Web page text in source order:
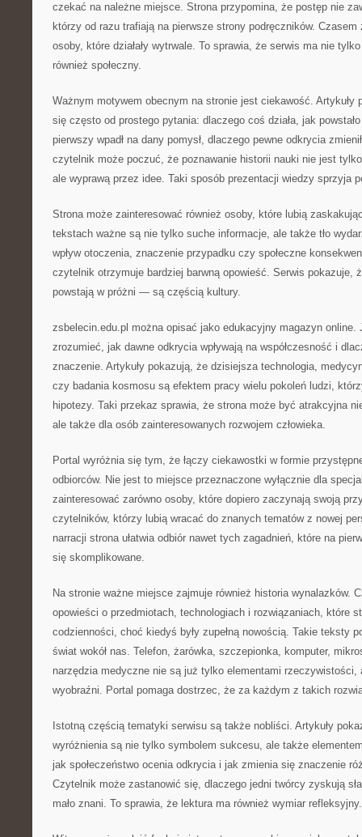
czekać na należne miejsce. Strona przypomina, że postęp nie
którzy od razu trafiają na pierwsze strony podręczników.
osoby, które działały wytrwale. To sprawia, że serwis ma nie
również społeczny.
Ważnym motywem obecnym na stronie jest ciekawość. Artykuły
się często od prostego pytania: dlaczego coś działa, jak
pierwszy wpadł na dany pomysł, dlaczego pewne odkrycia
czytelnik może poczuć, że poznawanie historii nauki nie jest
ale wyprawą przez idee. Taki sposób prezentacji wiedzy sprzyja
Strona może zainteresować również osoby, które lubią
tekstach ważne są nie tylko suche informacje, ale także tło
wpływ otoczenia, znaczenie przypadku czy społeczne
czytelnik otrzymuje bardziej barwną opowieść. Serwis pokazuje,
powstają w próżni — są częścią kultury.
zsbelecin.edu.pl można opisać jako edukacyjny magazyn online.
zrozumieć, jak dawne odkrycia wpływają na współczesność i
znaczenie. Artykuły pokazują, że dzisiejsza technologia,
czy badania kosmosu są efektem pracy wielu pokoleń ludzi,
hipotezy. Taki przekaz sprawia, że strona może być atrakcyjna
ale także dla osób zainteresowanych rozwojem człowieka.
Portal wyróżnia się tym, że łączy ciekawostki w formie
odbiorców. Nie jest to miejsce przeznaczone wyłącznie dla
zainteresować zarówno osoby, które dopiero zaczynają swoją
czytelników, którzy lubią wracać do znanych tematów z nowej
narracji strona ułatwia odbiór nawet tych zagadnień, które na
się skomplikowane.
Na stronie ważne miejsce zajmuje również historia wynalazków.
opowieści o przedmiotach, technologiach i rozwiązaniach, które
codzienności, choć kiedyś były zupełną nowością. Takie teksty
świat wokół nas. Telefon, żarówka, szczepionka, komputer,
narzędzia medyczne nie są już tylko elementami rzeczywistości,
wyobraźni. Portal pomaga dostrzec, że za każdym z takich
Istotną częścią tematyki serwisu są także nobliści. Artykuły
wyróżnienia są nie tylko symbolem sukcesu, ale także
jak społeczeństwo ocenia odkrycia i jak zmienia się znaczenie
Czytelnik może zastanowić się, dlaczego jedni twórcy zyskują
mało znani. To sprawia, że lektura ma również wymiar refleksyjny.